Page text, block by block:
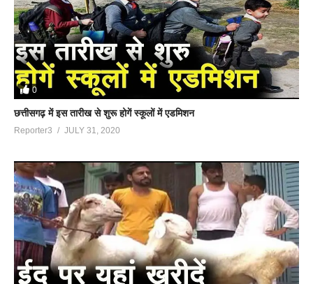
0
छत्तीसगढ़ में इस तारीख से शुरू होगें स्कूलों में एडमिशन
Reporter3 JULY 31, 2020